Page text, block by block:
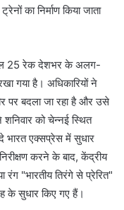
का निर्माण किया जाता
25 रेक देशभर के अलग-
गया है। अधिकारियों ने
पर बदला जा रहा है और उसे
शनिवार को चेन्नई स्थित
भारत एक्सप्रेस में सुधार
करने के बाद, केंद्रीय
"भारतीय तिरंगे से प्रेरित"
के सुधार किए गए हैं।